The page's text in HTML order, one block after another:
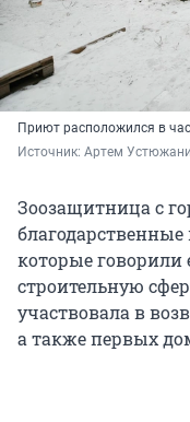
Приют расположился в
Источник: Артем
Зоозащитница с
которые говорили
строительную
участвовала в
а также первых